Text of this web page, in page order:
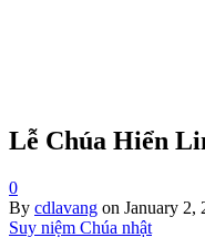
Lễ Chúa Hiển
0
By cdlavang on January 2,
Suy niệm Chúa nhật